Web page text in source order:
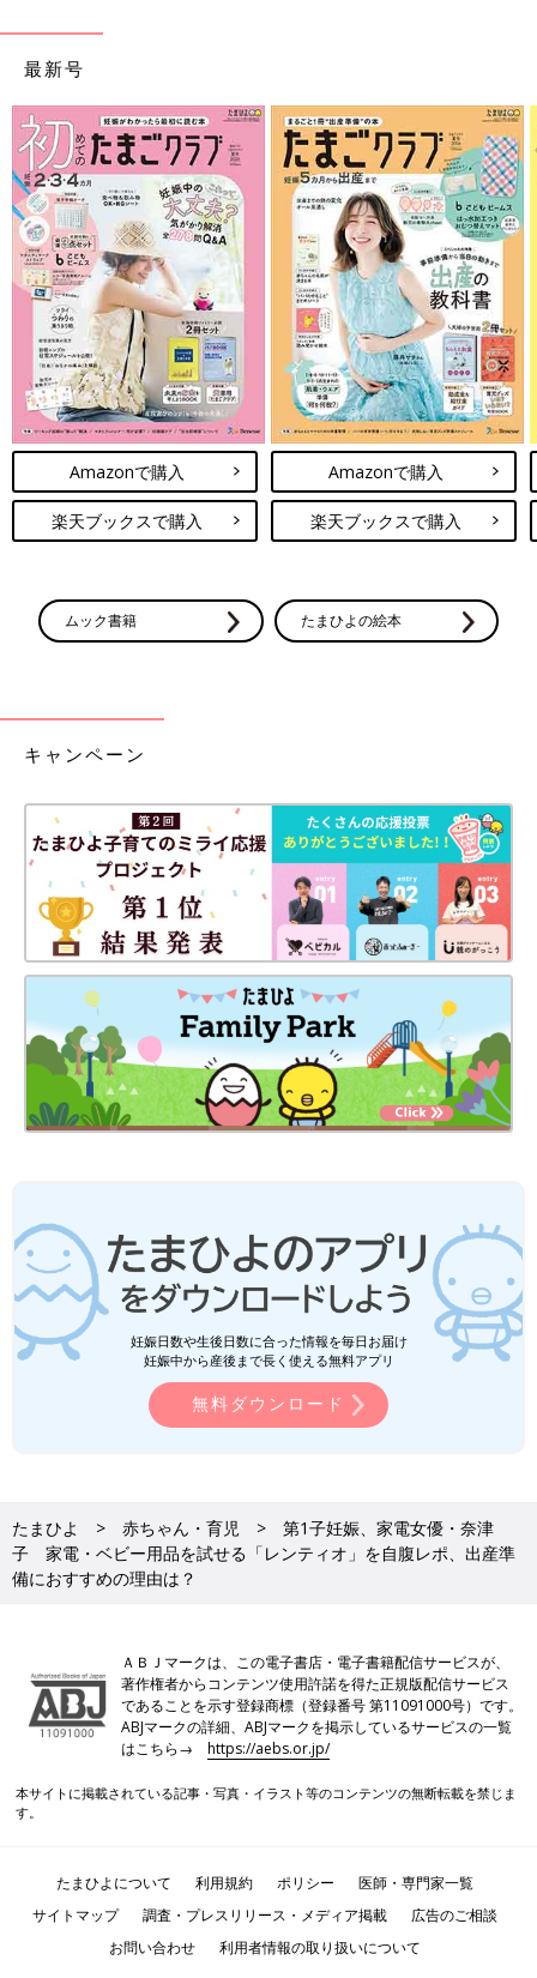
最新号
Amazonで購入
楽天ブックスで購入
Amazonで購入
楽天ブックスで購入
ムック書籍 たまひよの絵本
キャンペーン
妊娠日数や生後日数に合った情報を毎日お届け
妊娠中から産後まで長く使える無料アプリ
無料ダウンロード
たまひよ 赤ちゃん・育児
第1子妊娠、家電女優・奈津
子 家電・ベビー用品を試せる「レンティオ」を自腹レポ、出産準
備におすすめの理由は？
ＡＢＪマークは、この電子書店・電子書籍配信サービスが、
著作権者からコンテンツ使用許諾を得た正規版配信サービス
であることを示す登録商標（登録番号 第11091000号）です。
ABJマークの詳細、ABJマークを掲示しているサービスの一覧
はこちら→https://aebs.or.jp/
本サイトに掲載されている記事・写真・イラスト等のコンテンツの無断転載を禁じま
す。
たまひよについて 利用規約 ポリシー
医師・専門家一覧
サイトマップ
調査・プレスリリース・メディア掲載
広告のご相談
お問い合わせ
利用者情報の取り扱いについて